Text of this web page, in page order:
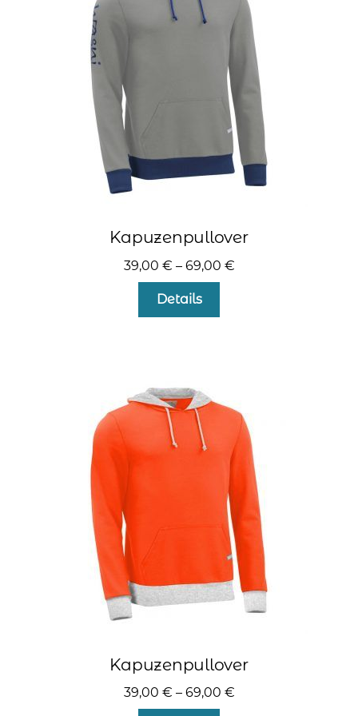
können
auf
der
Produktseite
gewählt
werden
Kapuzenpullover
39,00 € – 69,00 €
Details
Die
Optionen
können
auf
der
Produktseite
gewählt
werden
Kapuzenpullover
39,00 € – 69,00 €